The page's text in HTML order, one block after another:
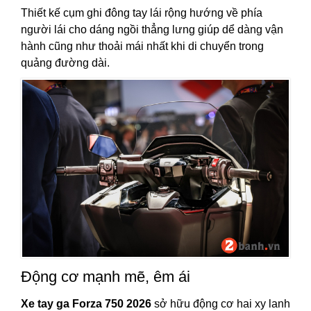
Thiết kế cụm ghi đông tay lái rộng hướng về phía
người lái cho dáng ngồi thẳng lưng giúp dể dàng vận
hành cũng như thoải mái nhất khi di chuyển trong
quảng đường dài.
Động cơ mạnh mẽ, êm ái
Xe tay ga Forza 750 2026 sở hữu động cơ hai xy lanh